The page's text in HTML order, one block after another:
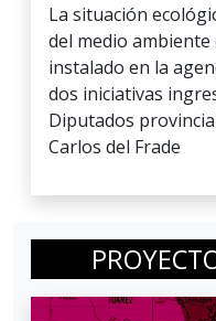
La situación
del medio
instalado en la
dos iniciativas
Diputados
Carlos del Frade